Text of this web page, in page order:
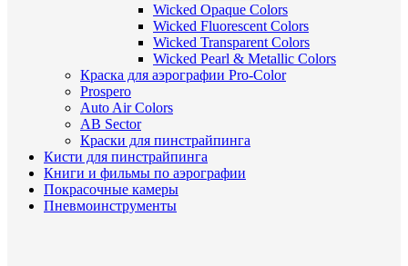
Wicked Opaque Colors
Wicked Fluorescent Colors
Wicked Transparent Colors
Wicked Pearl & Metallic Colors
Краска для аэрографии Pro-Color
Prospero
Auto Air Colors
AB Sector
Краски для пинстрайпинга
Кисти для пинстрайпинга
Книги и фильмы по аэрографии
Покрасочные камеры
Пневмоинструменты